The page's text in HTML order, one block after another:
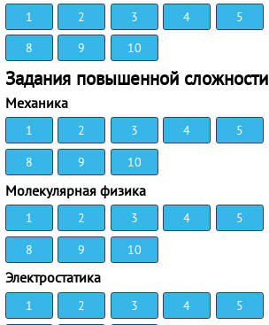
1 2 3 4 5
8
9 10
Задания повышенной сложности
Механика
1 2 3 4 5
8
9 10
Молекулярная физика
1 2 3 4 5
8
9 10
Электростатика
1 2 3 4 5